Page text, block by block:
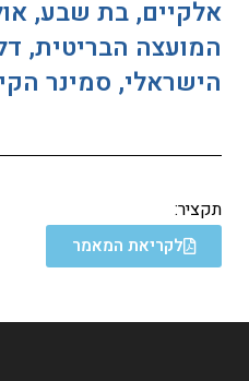
אלקיים, בת שבע,
המועצה הבריטית,
הישראלי, סמינר
תקציר:
לקריאת המאמר